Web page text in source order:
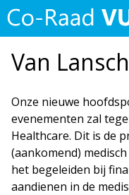
Van
Onze nieuwe
evenementen zal
Healthcare. Dit is de
(aankomend)
het begeleiden bij
aandienen in de